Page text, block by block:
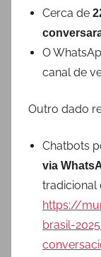
Cerca de
O
canal de
Outro dado
Chatbots
via
tradicional
https://
brasil-